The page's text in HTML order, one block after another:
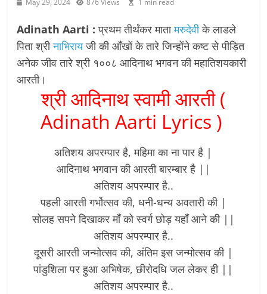
Adinath Aarti :प्रथम तीर्थंकर मातामरुदेवीके लाडले
पिता श्रीनाभिरायजी की आँखों के तारे जिन्होंने कष्ट से पीड़ित
अनेक जीव तारे श्री १००८ आदिनाथ भगवन की महातिशयकारी
आरती।
श्री आदिनाथ स्वामी आरती (
Adinath Aarti Lyrics )
अतिशय अपरम्पार है, महिमा का ना पार है |
आदिनाथ भगवान की आरती बारम्बार है ||
अतिशय अपरम्पार है..
पहली आरती गर्भोत्सव की, धनी-धन्य अवतारी की |
सोलह सपने दिखाकर माँ को स्वर्ग छोड़ यहाँ आने की ||
अतिशय अपरम्पार है..
दूसरी आरती जन्मोत्सव की, अंतिम इस जन्मोत्सव की |
पांडुशिला पर हुआ अभिषेक, छीरोदधि जल लेकर ही ||
अतिशय अपरम्पार है..